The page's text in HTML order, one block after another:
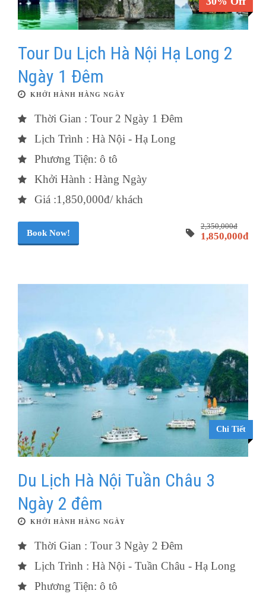
Tour Du Lịch Hà Nội Hạ Long 2
Ngày 1 Đêm
KHỞI HÀNH HÀNG NGÀY
Thời Gian : Tour 2 Ngày 1 Đêm
Lịch Trình : Hà Nội - Hạ Long
Phương Tiện: ô tô
Khởi Hành : Hàng Ngày
Giá :1,850,000đ/ khách
Book Now!
2,350,000đ
1,850,000đ
Chi Tiết
Du Lịch Hà Nội Tuần Châu 3
Ngày 2 đêm
KHỞI HÀNH HÀNG NGÀY
Thời Gian : Tour 3 Ngày 2 Đêm
Lịch Trình : Hà Nội - Tuần Châu - Hạ Long
Phương Tiện: ô tô